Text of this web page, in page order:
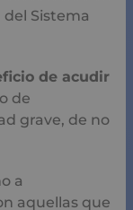
restringe la
cobertura del
por cuenta
o se
forman
aquellos que